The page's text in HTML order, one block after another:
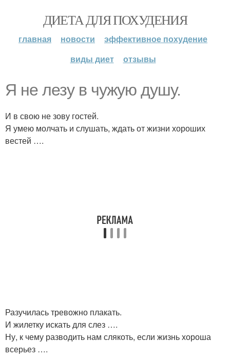
ДИЕТА ДЛЯ ПОХУДЕНИЯ
главная новости
эффективное похудение
виды диет
отзывы
Я не лезу в чужую душу.
И в свою не зову гостей.
Я умею молчать и слушать, ждать от жизни хороших
вестей ….
Разучилась тревожно плакать.
И жилетку искать для слез ….
Ну, к чему разводить нам слякоть, если жизнь хороша
всерьез ….